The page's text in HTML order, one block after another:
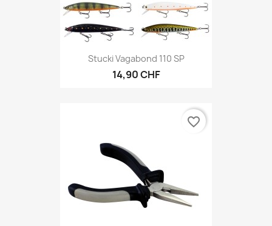
Stucki Vagabond 110 SP
14,90 CHF
favorite_border